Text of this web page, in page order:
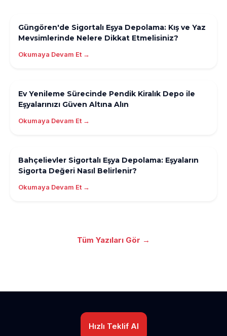
Güngören'de Sigortalı Eşya Depolama: Kış ve Yaz
Mevsimlerinde Nelere Dikkat Etmelisiniz?
Okumaya Devam Et →
Ev Yenileme Sürecinde Pendik Kiralık Depo ile
Eşyalarınızı Güven Altına Alın
Okumaya Devam Et →
Bahçelievler Sigortalı Eşya Depolama: Eşyaların
Sigorta Değeri Nasıl Belirlenir?
Okumaya Devam Et →
Tüm Yazıları Gör →
Hızlı Teklif Al